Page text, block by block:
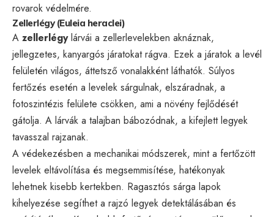
rovarok védelmére.
Zellerlégy (Euleia heraclei)
A zellerlégylárvái a zellerlevelekben aknáznak,
jellegzetes, kanyargós járatokat rágva. Ezek a járatok a levél
felületén világos, áttetsző vonalakként láthatók. Súlyos
fertőzés esetén a levelek sárgulnak, elszáradnak, a
fotoszintézis felülete csökken, ami a növény fejlődését
gátolja. A lárvák a talajban bábozódnak, a kifejlett legyek
tavasszal rajzanak.
A védekezésben a mechanikai módszerek, mint a fertőzött
levelek eltávolítása és megsemmisítése, hatékonyak
lehetnek kisebb kertekben. Ragasztós sárga lapok
kihelyezése segíthet a rajzó legyek detektálásában és